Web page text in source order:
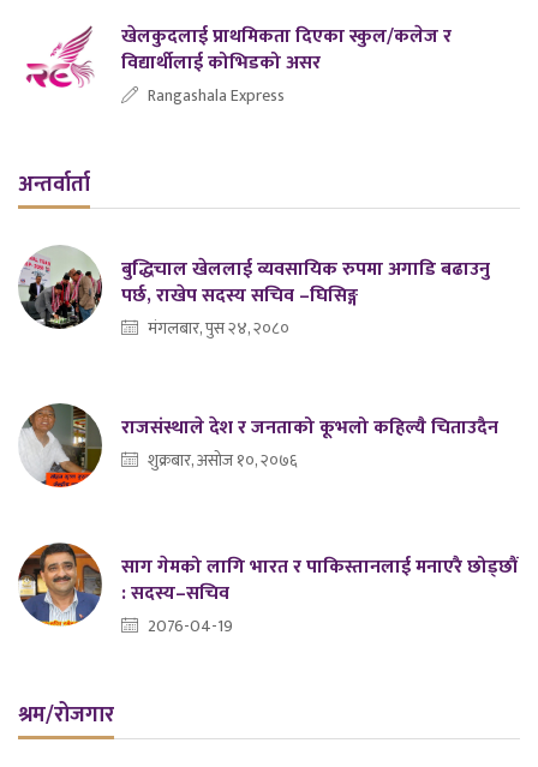
खेलकुदलाई प्राथमिकता दिएका स्कुल/कलेज र
विद्यार्थीलाई कोभिडको असर
Rangashala Express
अन्तर्वार्ता
बुद्धिचाल खेललाई व्यवसायिक रुपमा अगाडि बढाउनु
पर्छ, राखेप सदस्य सचिव –घिसिङ्ग
मंगलबार, पुस २४, २०८०
राजसंस्थाले देश र जनताको कूभलो कहिल्यै चिताउदैन
शुक्रबार, असोज १०, २०७६
साग गेमको लागि भारत र पाकिस्तानलाई मनाएरै छोड्छौं
: सदस्य–सचिव
2076-04-19
श्रम/रोजगार